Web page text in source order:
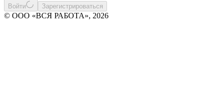
Войти Зарегистрироваться
© ООО «ВСЯ РАБОТА», 2026